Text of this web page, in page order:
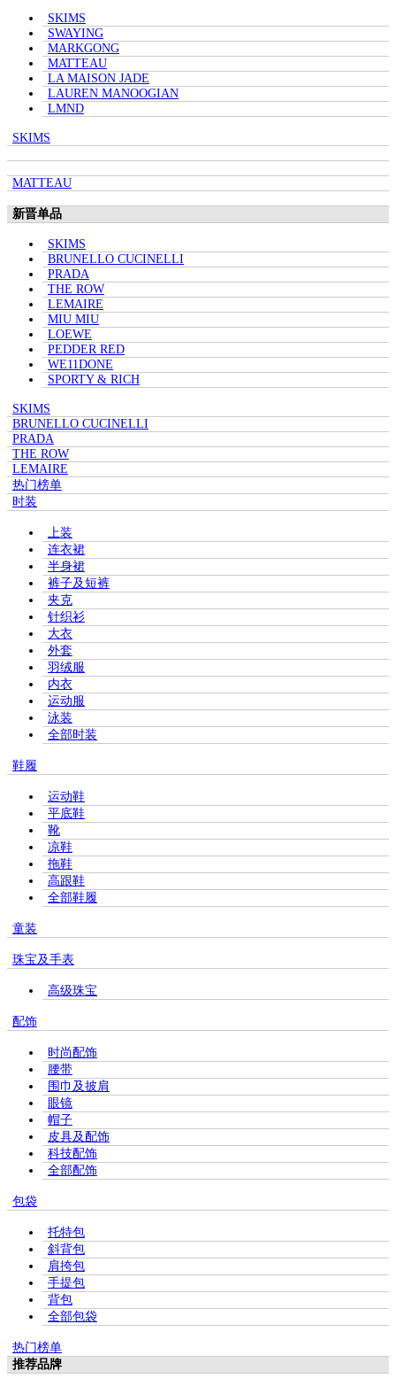
SKIMS
SWAYING
MARKGONG
MATTEAU
LA MAISON JADE
LAUREN MANOOGIAN
LMND
SKIMS
MATTEAU
新晋单品
SKIMS
BRUNELLO CUCINELLI
PRADA
THE ROW
LEMAIRE
MIU MIU
LOEWE
PEDDER RED
WE11DONE
SPORTY & RICH
SKIMS
BRUNELLO CUCINELLI
PRADA
THE ROW
LEMAIRE
热门榜单
时装
上装
连衣裙
半身裙
裤子及短裤
夹克
针织衫
大衣
外套
羽绒服
内衣
运动服
泳装
全部时装
鞋履
运动鞋
平底鞋
靴
凉鞋
拖鞋
高跟鞋
全部鞋履
童装
珠宝及手表
高级珠宝
配饰
时尚配饰
腰带
围巾及披肩
眼镜
帽子
皮具及配饰
科技配饰
全部配饰
包袋
托特包
斜背包
肩挎包
手提包
背包
全部包袋
热门榜单
推荐品牌